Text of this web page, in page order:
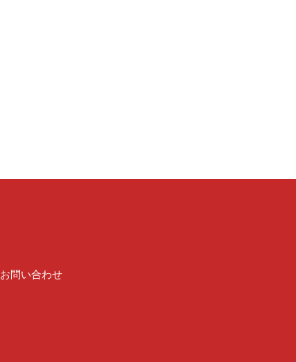
お問い合わせ